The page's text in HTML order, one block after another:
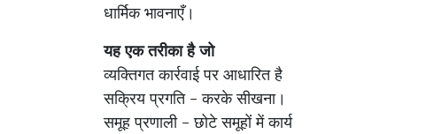
धार्मिक भावनाएँ।
यह एक तरीका है जो
व्यक्तिगत कार्रवाई पर आधारित है
सक्रिय प्रगति – करके सीखना।
समूह प्रणाली – छोटे समूहों में कार्य